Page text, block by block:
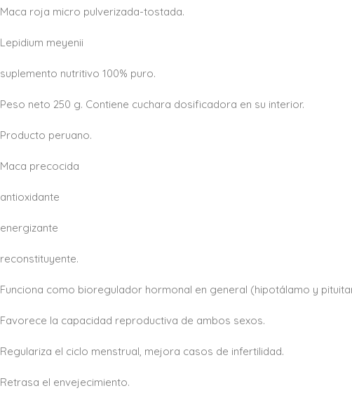
Maca roja micro pulverizada-tostada.
Lepidium meyenii
suplemento nutritivo 100% puro.
Peso neto 250 g. Contiene cuchara dosificadora en su interior.
Producto peruano.
Maca precocida
antioxidante
energizante
reconstituyente.
Funciona como bioregulador hormonal en general (hipotálamo y
Favorece la capacidad reproductiva de ambos sexos.
Regulariza el ciclo menstrual, mejora casos de infertilidad.
Retrasa el envejecimiento.